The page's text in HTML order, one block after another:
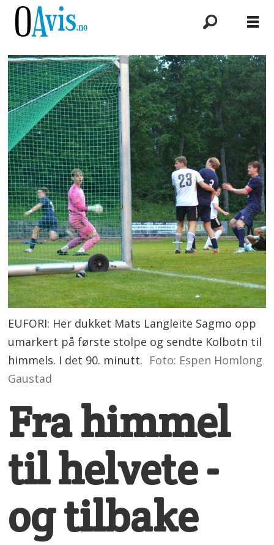
EUFORI: Her dukket Mats Langleite Sagmo opp
umarkert på første stolpe og sendte Kolbotn til
himmels. I det 90. minutt. Foto: Espen Homlong
Gaustad
Fra himmel
til helvete -
og tilbake